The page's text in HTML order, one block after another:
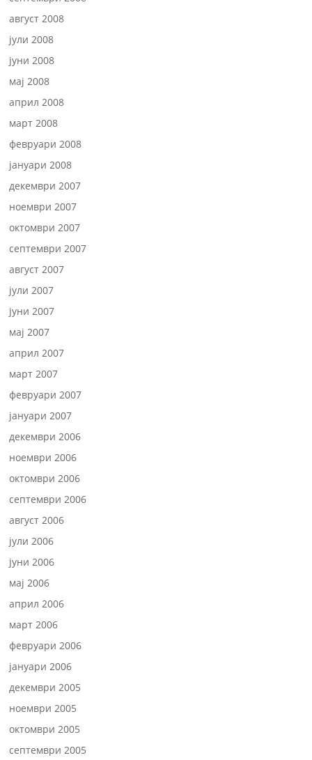
август 2008
јули 2008
јуни 2008
мај 2008
април 2008
март 2008
февруари 2008
јануари 2008
декември 2007
ноември 2007
октомври 2007
септември 2007
август 2007
јули 2007
јуни 2007
мај 2007
април 2007
март 2007
февруари 2007
јануари 2007
декември 2006
ноември 2006
октомври 2006
септември 2006
август 2006
јули 2006
јуни 2006
мај 2006
април 2006
март 2006
февруари 2006
јануари 2006
декември 2005
ноември 2005
октомври 2005
септември 2005